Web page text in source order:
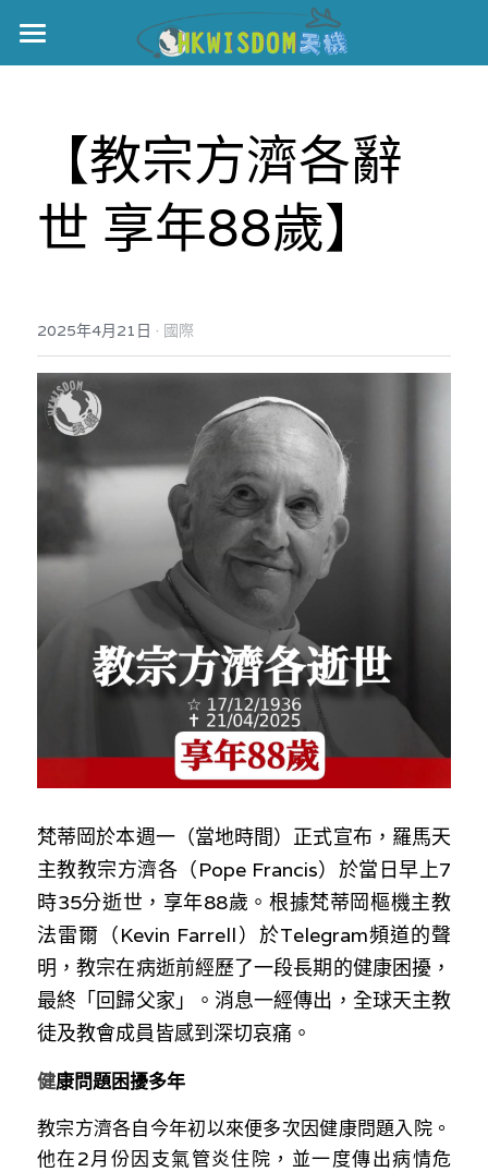
主頁
伊美戰爭
黎智英案
美西媒體謊言實錄
宏福‧革新
宏福苑聽證會
宏福火災正視聽
記錄．宏福苑火災
港聞
中國
國際
娛樂
反華推手你要知
反華推手懶人包
民主派騙案十式
反華推手起底
美西霸凌內幕
美西極權主義
真相直擊
極端暴恐實錄
KOL 專欄
林淑芳專欄
屈穎妍專欄
莫綺琪專欄
黃萬成專欄
招國偉專欄
高松傑專欄
林伯強專欄
馮煒光專欄
趙處機專欄
KOL 精選
絕密法庭檔案
醫院口岸爆炸案
黎智英案審訊
支聯會案
35+顛覆案
休閒好介紹
親子
花生仔漫畫週記
人才招聘
投稿熱線
商戶合作
支持讚助
條款及細則
關於我們
搜索
繁體中文
繁體中文
English
【教宗方濟各辭
世 享年88歲】
2025年4月21日 · 國際
梵蒂岡於本週一（當地時間）正式宣布，羅馬天
主教教宗方濟各（Pope Francis）於當日早上7
時35分逝世，享年88歲。根據梵蒂岡樞機主教
法雷爾（Kevin Farrell）於Telegram頻道的聲
明，教宗在病逝前經歷了一段長期的健康困擾，
最終「回歸父家」。消息一經傳出，全球天主教
徒及教會成員皆感到深切哀痛。
健康問題困擾多年
教宗方濟各自今年初以來便多次因健康問題入院。
他在2月份因支氣管炎住院，並一度傳出病情危